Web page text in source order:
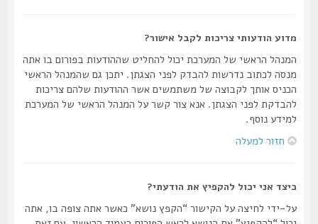
מדוע הודעותי צריכות לקבל אישור?
המנהל הראשי של המערכת יכול להחליט שההודעות בפורום בו אתה
מנסה לכתוב נדרשות להבדק לפני הצגתן. יתכן גם שהמנהל הראשי
הכניס אותך לקבוצה של משתמשים אשר ההודעות שלהם צריכות
להבדקת לפני הצגתן. אנא צור קשר על המנהל הראשי של המערכת
למידע נוסף.
חזור למעלה
כיצד אני יכול להקפיץ את הודעתי?
על-ידי לחיצה על הקישור “הקפץ נושא” כאשר אתה צופה בו, אתה